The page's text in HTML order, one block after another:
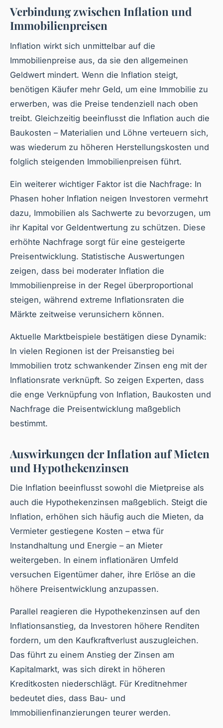
Verbindung zwischen Inflation und
Immobilienpreisen
Inflation wirkt sich unmittelbar auf die
Immobilienpreise aus, da sie den allgemeinen
Geldwert mindert. Wenn die Inflation steigt,
benötigen Käufer mehr Geld, um eine Immobilie zu
erwerben, was die Preise tendenziell nach oben
treibt. Gleichzeitig beeinflusst die Inflation auch die
Baukosten – Materialien und Löhne verteuern sich,
was wiederum zu höheren Herstellungskosten und
folglich steigenden Immobilienpreisen führt.
Ein weiterer wichtiger Faktor ist die Nachfrage: In
Phasen hoher Inflation neigen Investoren vermehrt
dazu, Immobilien als Sachwerte zu bevorzugen, um
ihr Kapital vor Geldentwertung zu schützen. Diese
erhöhte Nachfrage sorgt für eine gesteigerte
Preisentwicklung. Statistische Auswertungen
zeigen, dass bei moderater Inflation die
Immobilienpreise in der Regel überproportional
steigen, während extreme Inflationsraten die
Märkte zeitweise verunsichern können.
Aktuelle Marktbeispiele bestätigen diese Dynamik:
In vielen Regionen ist der Preisanstieg bei
Immobilien trotz schwankender Zinsen eng mit der
Inflationsrate verknüpft. So zeigen Experten, dass
die enge Verknüpfung von Inflation, Baukosten und
Nachfrage die Preisentwicklung maßgeblich
bestimmt.
Auswirkungen der Inflation auf Mieten
und Hypothekenzinsen
Die Inflation beeinflusst sowohl die Mietpreise als
auch die Hypothekenzinsen maßgeblich. Steigt die
Inflation, erhöhen sich häufig auch die Mieten, da
Vermieter gestiegene Kosten – etwa für
Instandhaltung und Energie – an Mieter
weitergeben. In einem inflationären Umfeld
versuchen Eigentümer daher, ihre Erlöse an die
höhere Preisentwicklung anzupassen.
Parallel reagieren die Hypothekenzinsen auf den
Inflationsanstieg, da Investoren höhere Renditen
fordern, um den Kaufkraftverlust auszugleichen.
Das führt zu einem Anstieg der Zinsen am
Kapitalmarkt, was sich direkt in höheren
Kreditkosten niederschlägt. Für Kreditnehmer
bedeutet dies, dass Bau- und
Immobilienfinanzierungen teurer werden.